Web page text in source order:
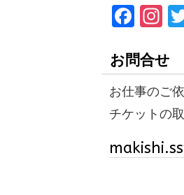
F
ce
b
o
o
k
In
a
gr
a
m
お問合せ
お仕事のご依
チケットの